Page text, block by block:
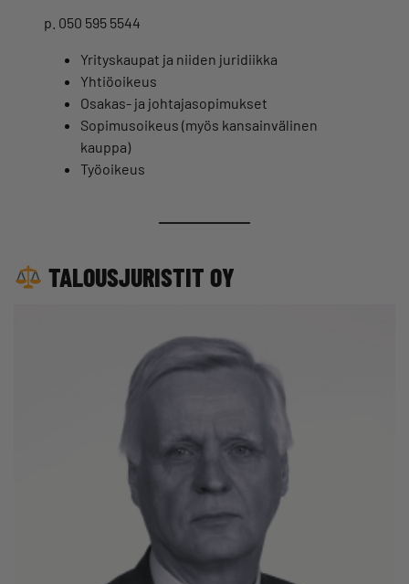
p. 050 595 5544
Yrityskaupat ja niiden juridiikka
Yhtiöoikeus
Osakas- ja johtajasopimukset
Sopimusoikeus (myös kansainvälinen
kauppa)
Työoikeus
TALOUSJURISTIT OY